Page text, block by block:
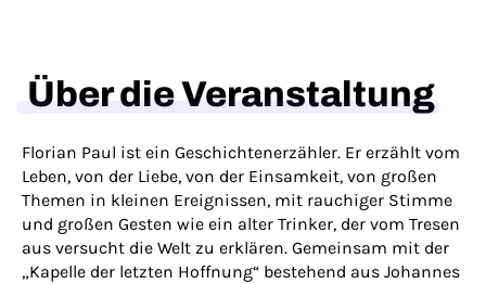
Über die Veranstaltung
Florian Paul ist ein Geschichtenerzähler. Er erzählt vom
Leben, von der Liebe, von der Einsamkeit, von großen
Themen in kleinen Ereignissen, mit rauchiger Stimme
und großen Gesten wie ein alter Trinker, der vom Tresen
aus versucht die Welt zu erklären. Gemeinsam mit der
„Kapelle der letzten Hoffnung“ bestehend aus Johannes